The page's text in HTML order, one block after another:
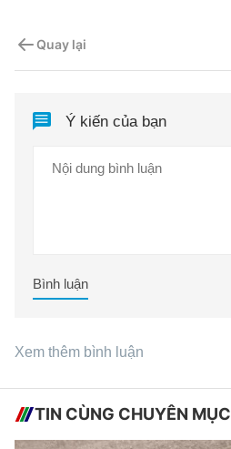
Quay lại
Ý kiến của bạn
Bình luận
Xem thêm bình luận
TIN CÙNG CHUYÊN MỤC